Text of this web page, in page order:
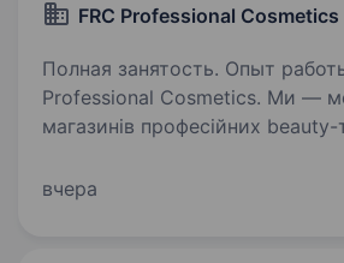
FRC Professional Cosmetics
Полная занятость. Опыт работы
Professional Cosmetics. Ми —
магазинів професійних beauty-
стандарти в індустрії. Вимоги: Знання основ
вчера